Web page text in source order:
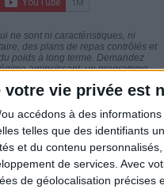
votre vie privée est
accédons à des
telles que des identifiants
et du contenu
de services. Avec
de géolocalisation précises
ne sont ni caractéristiques, ni
des plans de repas contrôlés et
poids à long terme. Demandez
amincissant, un programme
Voir tout